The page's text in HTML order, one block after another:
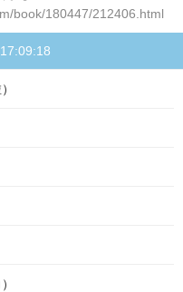
book/180447/212406.html